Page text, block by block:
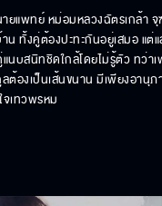
ยแพทย์ หม่อมหลวงฉัตรเกล้
ทั้งคู่ต้องปะทะกันอยู่เสมอ แ
บสนิทชิดใกล้โดยไม่รู้ตัว ทว่า
องเป็นเส้นขนาน มีเพียงอานุ
เทวพรหม